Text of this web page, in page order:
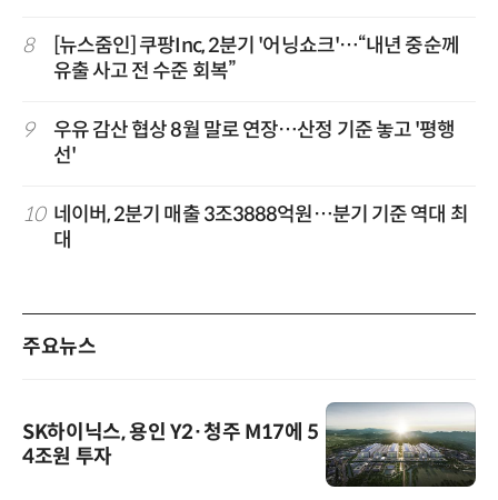
8
[뉴스줌인] 쿠팡Inc, 2분기 '어닝쇼크'…“내년 중순께
유출 사고 전 수준 회복”
9
우유 감산 협상 8월 말로 연장…산정 기준 놓고 '평행
선'
10 네이버, 2분기 매출 3조3888억원…분기 기준 역대 최
대
주요뉴스
SK하이닉스, 용인 Y2·청주 M17에 5
4조원 투자